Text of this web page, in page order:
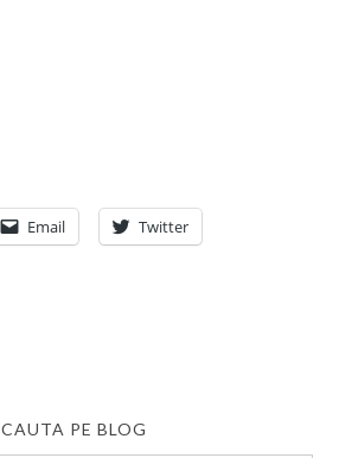
Email Twitter
CAUTA PE BLOG